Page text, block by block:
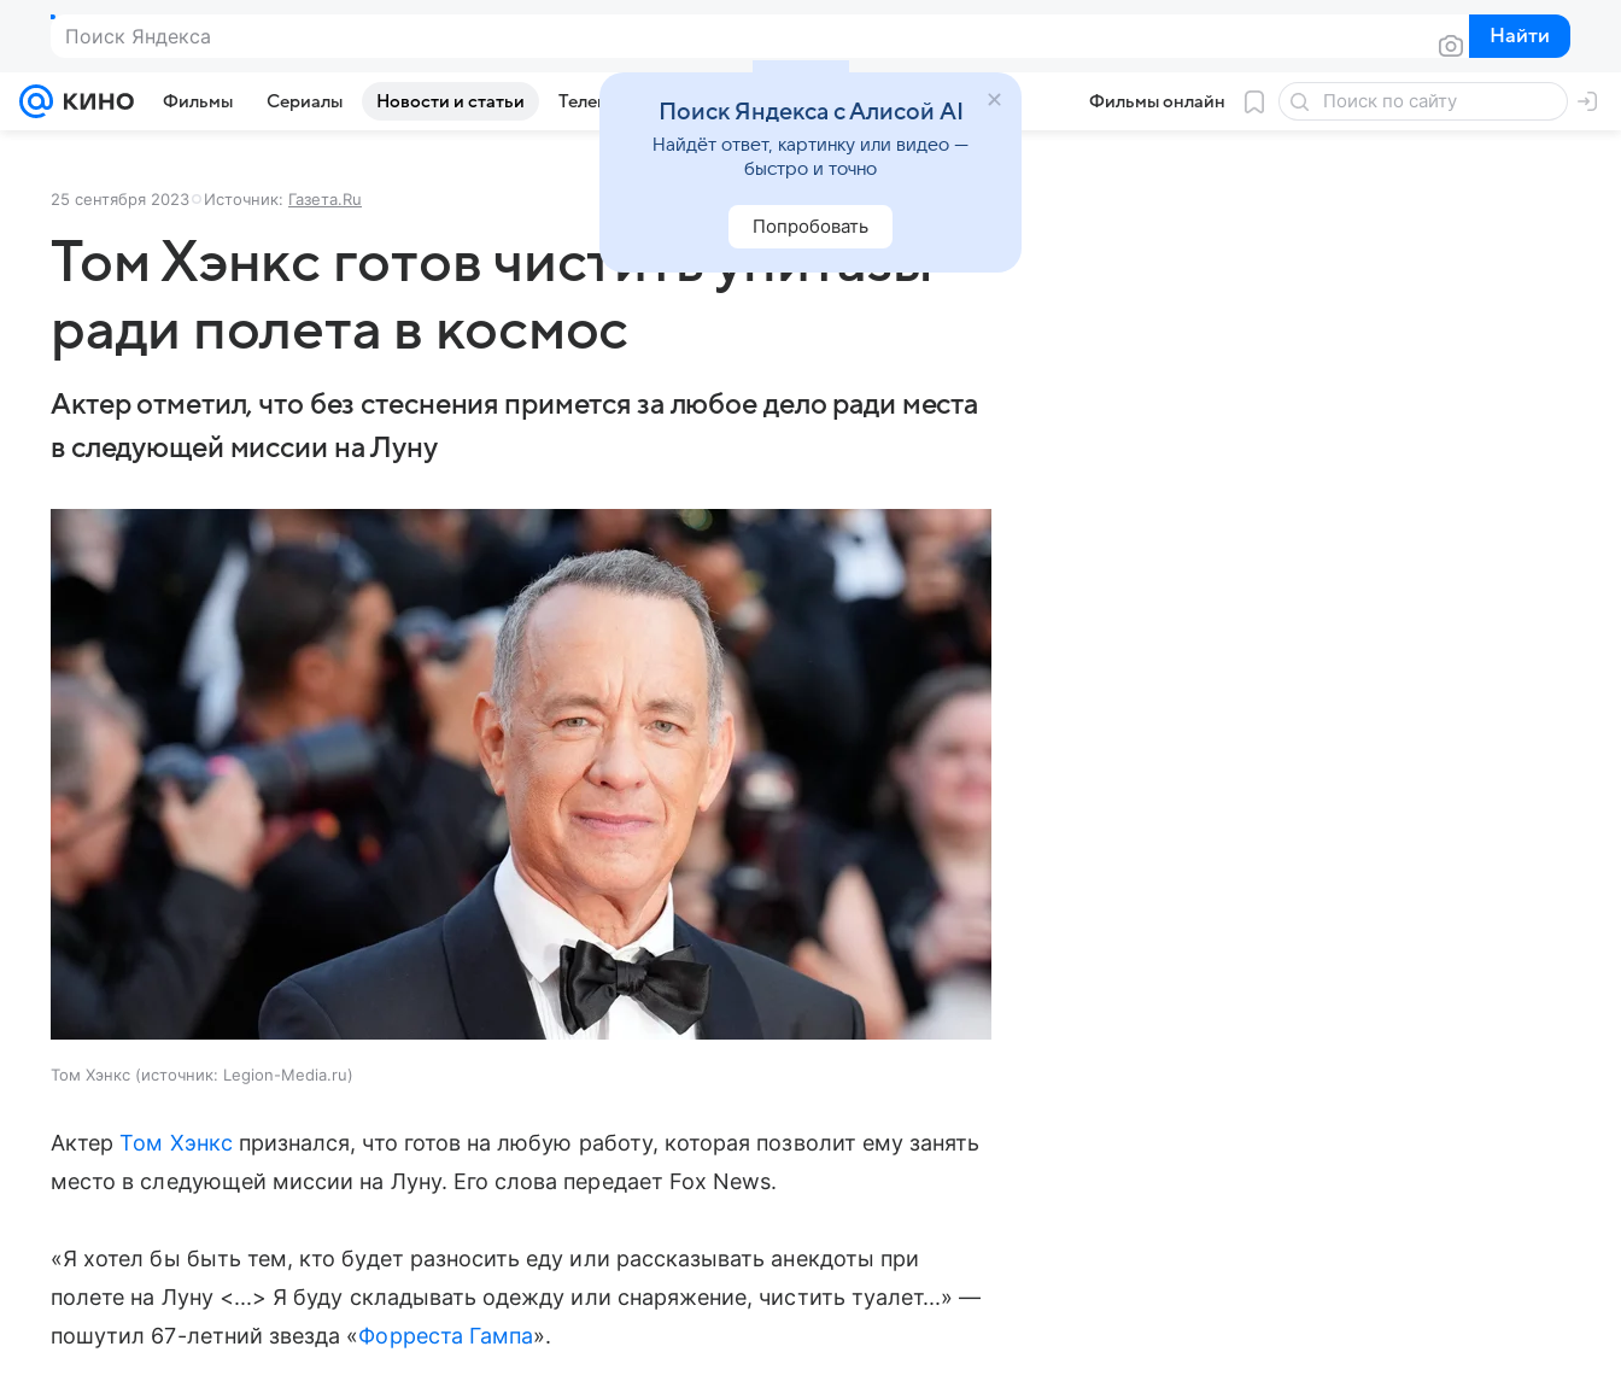
Поиск Яндекса Найти
Найти
Фильмы Сериалы Новости и статьи Телепрограмма Звезды Фильмы онлайн
25 сентября 2023 Источник: Газета.Ru
Том Хэнкс готов чистить унитазы
ради полета в космос
Актер отметил, что без стеснения примется за любое дело ради места
в следующей миссии на Луну
Том Хэнкс источник: Legion-Media.ru
АктерТом Хэнкс признался, что готов на любую работу, которая позволит ему занять
место в следующей миссии на Луну. Его слова передает Fox News.
«Я хотел бы быть тем, кто будет разносить еду или рассказывать анекдоты при
полете на Луну <...> Я буду складывать одежду или снаряжение, чистить туалет...» —
пошутил 67-летний звезда «Форреста Гампа».
Поиск Яндекса с Алисой AI
Найдёт ответ, картинку или видео —
быстро и точно
Попробовать